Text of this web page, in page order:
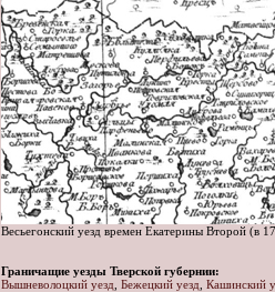
Весьегонский уезд времен Екатерины Второй (в
Граничащие уезды Тверской губернии:
Вышневолоцкий уезд Бежецкий уезд Кашинский